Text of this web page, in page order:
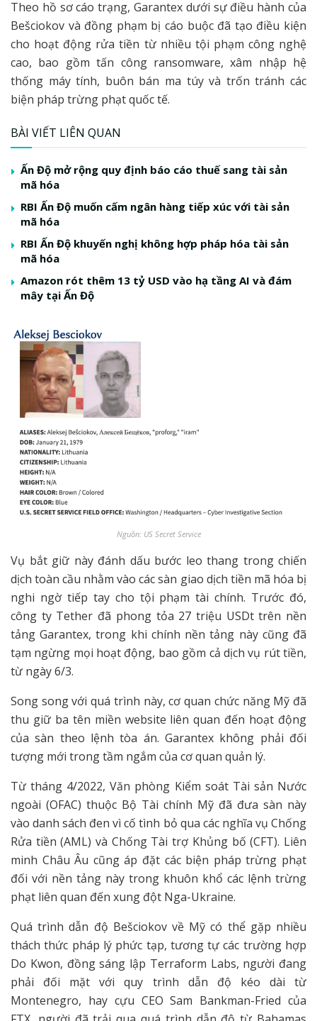
Theo hồ sơ cáo trạng, Garantex dưới sự điều hành của
Bešciokov và đồng phạm bị cáo buộc đã tạo điều kiện
cho hoạt động rửa tiền từ nhiều tội phạm công nghệ
cao, bao gồm tấn công ransomware, xâm nhập hệ
thống máy tính, buôn bán ma túy và trốn tránh các
biện pháp trừng phạt quốc tế.
BÀI VIẾT LIÊN QUAN
Ấn Độ mở rộng quy định báo cáo thuế sang tài sản
mã hóa
RBI Ấn Độ muốn cấm ngân hàng tiếp xúc với tài sản
mã hóa
RBI Ấn Độ khuyến nghị không hợp pháp hóa tài sản
mã hóa
Amazon rót thêm 13 tỷ USD vào hạ tầng AI và đám
mây tại Ấn Độ
Nguồn: US Secret Service
Vụ bắt giữ này đánh dấu bước leo thang trong chiến
dịch toàn cầu nhằm vào các sàn giao dịch tiền mã hóa bị
nghi ngờ tiếp tay cho tội phạm tài chính. Trước đó,
công ty Tether đã phong tỏa 27 triệu USDt trên nền
tảng Garantex, trong khi chính nền tảng này cũng đã
tạm ngừng mọi hoạt động, bao gồm cả dịch vụ rút tiền,
từ ngày 6/3.
Song song với quá trình này, cơ quan chức năng Mỹ đã
thu giữ ba tên miền website liên quan đến hoạt động
của sàn theo lệnh tòa án. Garantex không phải đối
tượng mới trong tầm ngắm của cơ quan quản lý.
Từ tháng 4/2022, Văn phòng Kiểm soát Tài sản Nước
ngoài (OFAC) thuộc Bộ Tài chính Mỹ đã đưa sàn này
vào danh sách đen vì cố tình bỏ qua các nghĩa vụ Chống
Rửa tiền (AML) và Chống Tài trợ Khủng bố (CFT). Liên
minh Châu Âu cũng áp đặt các biện pháp trừng phạt
đối với nền tảng này trong khuôn khổ các lệnh trừng
phạt liên quan đến xung đột Nga-Ukraine.
Quá trình dẫn độ Bešciokov về Mỹ có thể gặp nhiều
thách thức pháp lý phức tạp, tương tự các trường hợp
Do Kwon, đồng sáng lập Terraform Labs, người đang
phải đối mặt với quy trình dẫn độ kéo dài từ
Montenegro, hay cựu CEO Sam Bankman-Fried của